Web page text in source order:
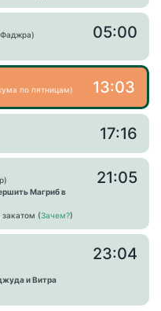
Фаджра)
05:00
по пятницам) 13:03
17:16
Магриб в
закатом (Зачем?)
21:05
и Витра
23:04